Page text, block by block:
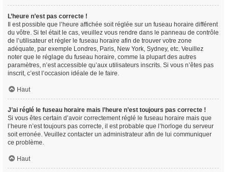
L’heure n’est pas correcte !
Il est possible que l’heure affichée soit réglée sur un fuseau horaire différent
du vôtre. Si tel était le cas, veuillez vous rendre dans le panneau de contrôle
de l’utilisateur et régler le fuseau horaire afin de trouver votre zone
adéquate, par exemple Londres, Paris, New York, Sydney, etc. Veuillez
noter que le réglage du fuseau horaire, comme la plupart des autres
paramètres, n’est accessible qu’aux utilisateurs inscrits. Si vous n’êtes pas
inscrit, c’est l’occasion idéale de le faire.
Haut
J’ai réglé le fuseau horaire mais l’heure n’est toujours pas correcte !
Si vous êtes certain d’avoir correctement réglé le fuseau horaire mais que
l’heure n’est toujours pas correcte, il est probable que l’horloge du serveur
soit erronée. Veuillez contacter un administrateur afin de lui communiquer
ce problème.
Haut